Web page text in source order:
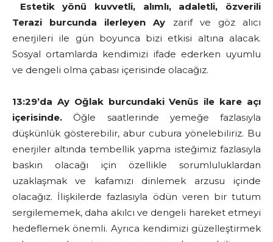
Estetik yönü kuvvetli, alımlı, adaletli, özverili
Terazi burcunda ilerleyen Ay zarif ve göz alıcı
enerjileri ile gün boyunca bizi etkisi altına alacak.
Sosyal ortamlarda kendimizi ifade ederken uyumlu
ve dengeli olma çabası içerisinde olacağız.
13:29’da Ay Oğlak burcundaki Venüs ile kare açı
içerisinde. Öğle saatlerinde yemeğe fazlasıyla
düşkünlük gösterebilir, abur cubura yönelebiliriz. Bu
enerjiler altında tembellik yapma isteğimiz fazlasıyla
baskın olacağı için özellikle sorumluluklardan
uzaklaşmak ve kafamızı dinlemek arzusu içinde
olacağız. İlişkilerde fazlasıyla ödün veren bir tutum
sergilememek, daha akılcı ve dengeli hareket etmeyi
hedeflemek önemli. Ayrıca kendimizi güzelleştirmek